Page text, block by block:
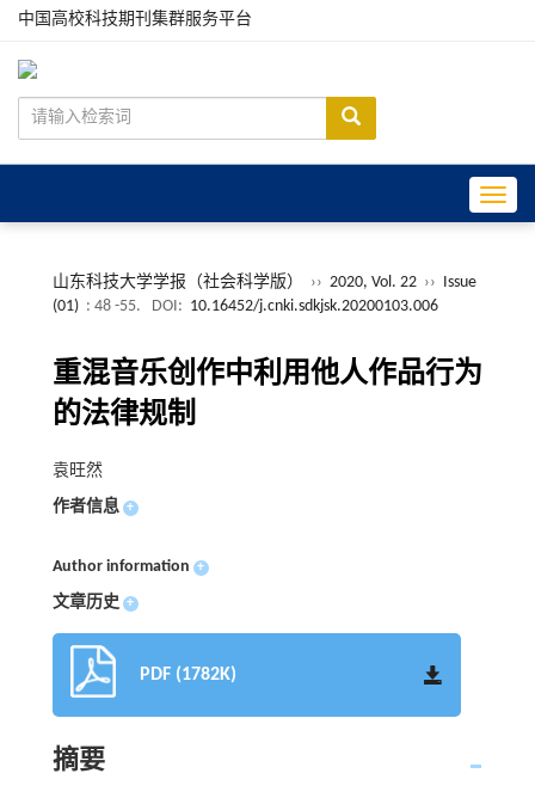
中国高校科技期刊集群服务平台
山东科技大学学报（社会科学版） ›› 2020, Vol. 22 ›› Issue
(01) : 48 -55. DOI: 10.16452/j.cnki.sdkjsk.20200103.006
重混音乐创作中利用他人作品行为
的法律规制
袁旺然
作者信息 +
Author information +
文章历史 +
PDF (1782K)
摘要